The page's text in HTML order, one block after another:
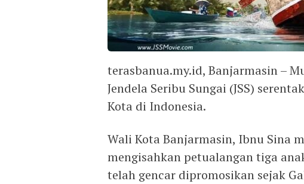
terasbanua.my.id, Banjarmasin –
Jendela Seribu Sungai (JSS)
Kota di Indonesia.
Wali Kota Banjarmasin, Ibnu Sina
mengisahkan petualangan tiga
telah gencar dipromosikan sejak